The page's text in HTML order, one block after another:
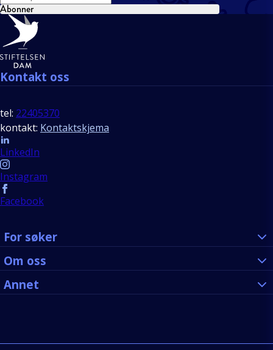
Abonner
Bunntekst
Kontakt oss
tel: 22405370
kontakt: Kontaktskjema
Follow us
LinkedIn
Instagram
Facebook
For søker
Om oss
Annet